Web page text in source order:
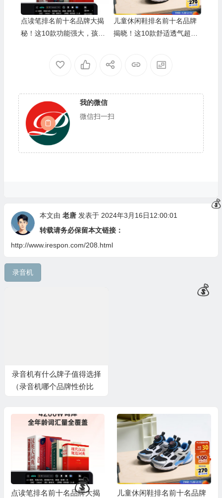
点读笔排名前十名品牌大揭
秘！这10款功能强大，孩子
儿童休闲鞋排名前十名品牌
揭晓！这10款舒适透气超好
我的微信
微信扫一扫
本文由 老唐发表于 2024年3月16日12:00:01
转载请务必保留本文链接：
http://www.irespon.com/208.html
录音机
录音机有什么牌子值得选择
（录音机哪个品牌性价比
点读笔排名前十名品牌大揭
儿童休闲鞋排名前十名品牌